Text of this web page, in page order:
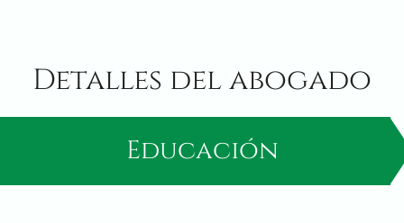
Detalles del abogado
Educación